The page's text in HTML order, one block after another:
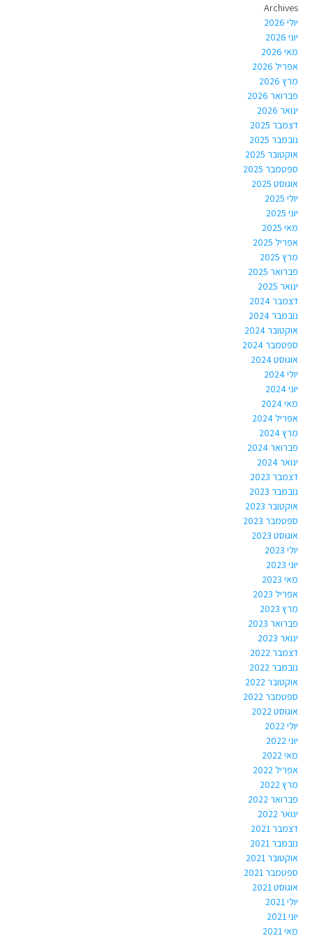
Archives
יולי 2026
יוני 2026
מאי 2026
אפריל 2026
מרץ 2026
פברואר 2026
ינואר 2026
דצמבר 2025
נובמבר 2025
אוקטובר 2025
ספטמבר 2025
אוגוסט 2025
יולי 2025
יוני 2025
מאי 2025
אפריל 2025
מרץ 2025
פברואר 2025
ינואר 2025
דצמבר 2024
נובמבר 2024
אוקטובר 2024
ספטמבר 2024
אוגוסט 2024
יולי 2024
יוני 2024
מאי 2024
אפריל 2024
מרץ 2024
פברואר 2024
ינואר 2024
דצמבר 2023
נובמבר 2023
אוקטובר 2023
ספטמבר 2023
אוגוסט 2023
יולי 2023
יוני 2023
מאי 2023
אפריל 2023
מרץ 2023
פברואר 2023
ינואר 2023
דצמבר 2022
נובמבר 2022
אוקטובר 2022
ספטמבר 2022
אוגוסט 2022
יולי 2022
יוני 2022
מאי 2022
אפריל 2022
מרץ 2022
פברואר 2022
ינואר 2022
דצמבר 2021
נובמבר 2021
אוקטובר 2021
ספטמבר 2021
אוגוסט 2021
יולי 2021
יוני 2021
מאי 2021